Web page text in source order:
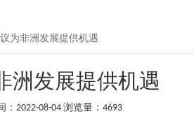
为非洲发展提供机遇
洲发展提供机遇
2022-08-04 浏览量：4693